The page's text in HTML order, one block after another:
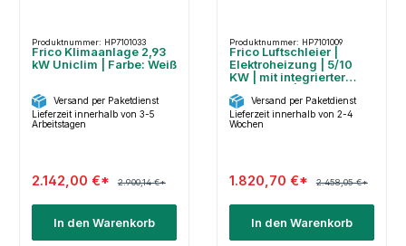
Produktnummer: HP7101033
Frico Klimaanlage 2,93
kW Uniclim | Farbe: Weiß
Versand per Paketdienst
Lieferzeit innerhalb von 3-5
Arbeitstagen
2.142,00 €* 2.900,14 €*
In den Warenkorb
Produktnummer: HP7101009
Frico Luftschleier |
Elektroheizung | 5/10
KW | mit integrierter
Versand per Paketdienst
Lieferzeit innerhalb von 2-4
Wochen
1.820,70 €* 2.458,05 €*
In den Warenkorb